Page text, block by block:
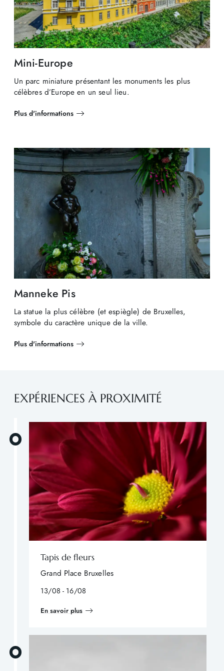
Mini-Europe
Un parc miniature présentant les monuments les plus
célèbres d’Europe en un seul lieu.
Plus d'informations
Manneke Pis
La statue la plus célèbre (et espiègle) de Bruxelles,
symbole du caractère unique de la ville.
Plus d'informations
EXPÉRIENCES À PROXIMITÉ
Tapis de fleurs
Grand Place Bruxelles
13/08 - 16/08
En savoir plus